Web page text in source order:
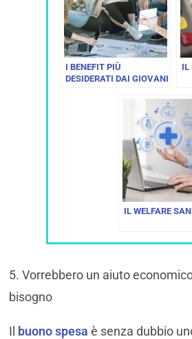
I BENEFIT PIÙ
DESIDERATI DAI GIOVANI
IL
IL WELFARE
5. Vorrebbero un aiuto
bisogno
Il buono spesa è senza dubbio